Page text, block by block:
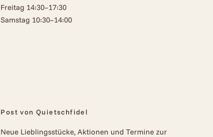
Freitag 14:30–17:30
Samstag 10:30–14:00
Post von Quietschfidel
Neue Lieblingsstücke, Aktionen und Termine zur